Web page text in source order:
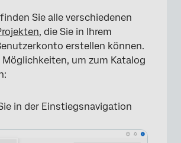
Sie alle verschiedenen
, die Sie in Ihrem
erstellen können.
Möglichkeiten, um zum Katalog
in der Einstiegsnavigation